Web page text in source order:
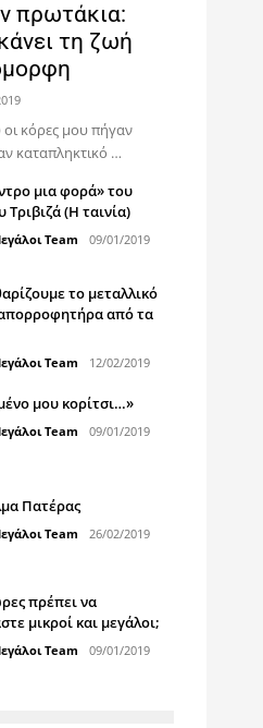
πρωτάκια:
τη ζωή
κόρες μου πήγαν
καταπληκτικό …
μια φορά» του
Τριβιζά (Η ταινία)
Team 09/01/2019
το μεταλλικό
από τα
Team 12/02/2019
μου κορίτσι…»
Team 09/01/2019
Πατέρας
Team 26/02/2019
πρέπει να
μικροί και μεγάλοι;
Team 09/01/2019